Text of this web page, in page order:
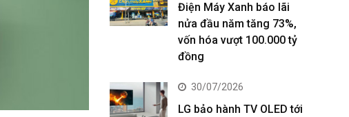
Điện Máy Xanh báo lãi
nửa đầu năm tăng 73%,
vốn hóa vượt 100.000 tỷ
đồng
30/07/2026
LG bảo hành TV OLED tới